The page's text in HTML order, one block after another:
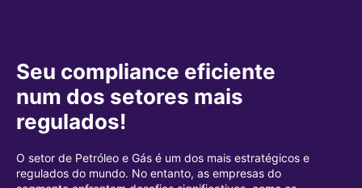
Seu compliance eficiente
num dos setores mais
regulados!
O setor de Petróleo e Gás é um dos mais estratégicos e
regulados do mundo. No entanto, as empresas do